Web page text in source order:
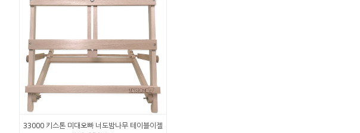
33000 키스톤 미대오빠 너도밤나무 테이블이젤